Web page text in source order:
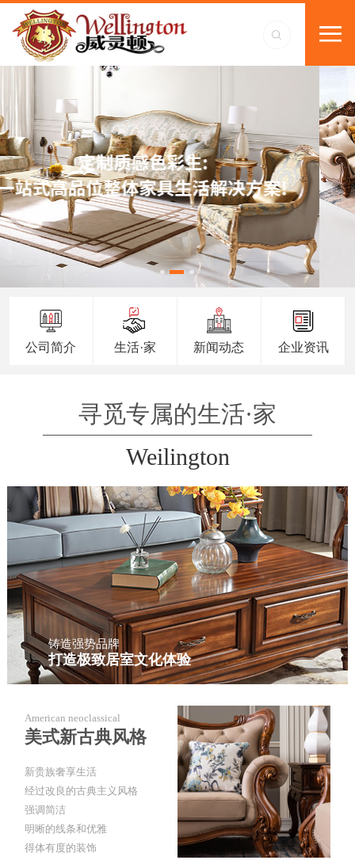
公司简介 生活·家 新闻动态 企业资讯
寻觅专属的生活·家
Weilington
铸造强势品牌
打造极致居室文化体验
American neoclassical
美式新古典风格
新贵族奢享生活
经过改良的古典主义风格
强调简洁
明晰的线条和优雅
得体有度的装饰